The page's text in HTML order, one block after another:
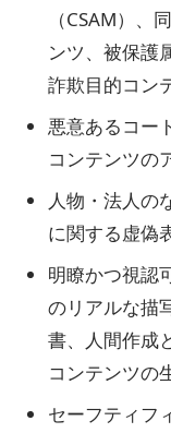
（CSAM）
ンツ、被保護
詐欺目的コン
悪意あるコー
コンテンツの
人物・法人の
に関する虚偽
明瞭かつ視認
のリアルな描
書、人間作成
コンテンツの
セーフティフ